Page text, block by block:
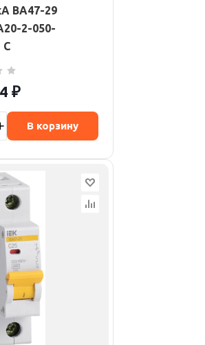
ВА47-29
2-050-
C
₽
В корзину